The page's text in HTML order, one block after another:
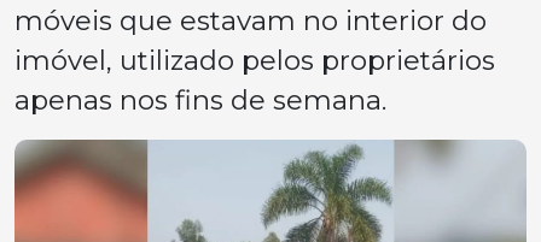
móveis que estavam no interior do
imóvel, utilizado pelos proprietários
apenas nos fins de semana.